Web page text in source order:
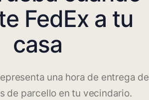
FedEx a tu
casa
una hora de entrega de
de parcello en tu vecindario.